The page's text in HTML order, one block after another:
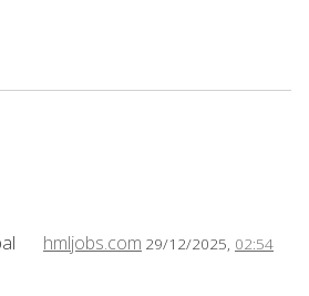
hmljobs.com 29/12/2025, 02:54